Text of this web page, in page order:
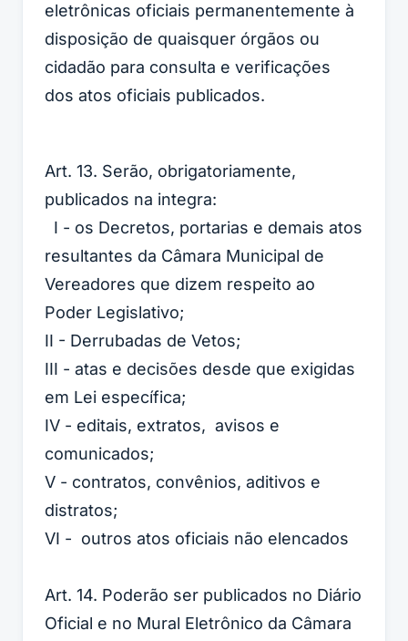
eletrônicas oficiais permanentemente à
disposição de quaisquer órgãos ou
cidadão para consulta e verificações
dos atos oficiais publicados.
Art. 13. Serão, obrigatoriamente,
publicados na integra:
I - os Decretos, portarias e demais atos
resultantes da Câmara Municipal de
Vereadores que dizem respeito ao
Poder Legislativo;
II - Derrubadas de Vetos;
III - atas e decisões desde que exigidas
em Lei específica;
IV - editais, extratos, avisos e
comunicados;
V - contratos, convênios, aditivos e
distratos;
VI - outros atos oficiais não elencados
Art. 14. Poderão ser publicados no Diário
Oficial e no Mural Eletrônico da Câmara